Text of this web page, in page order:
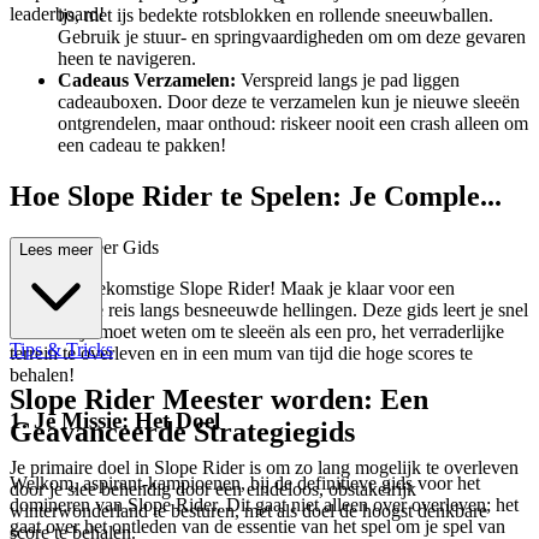
leaderboard!ijs, met ijs bedekte rotsblokken en rollende sneeuwballen.
Gebruik je stuur- en springvaardigheden om om deze gevaren
heen te navigeren.
Cadeaus Verzamelen: Verspreid langs je pad liggen
cadeauboxen. Door deze te verzamelen kun je nieuwe sleeën
ontgrendelen, maar onthoud: riskeer nooit een crash alleen om
een cadeau te pakken!
Hoe Slope Rider te Spelen: Je Comple...
te Eerste-Keer Gids
Welkom, toekomstige Slope Rider! Maak je klaar voor een
opwindende reis langs besneeuwde hellingen. Deze gids leert je snel
alles wat je moet weten om te sleeën als een pro, het verraderlijke
terrein te overleven en in een mum van tijd die hoge scores te
behalen!
1. Je Missie: Het Doel
Je primaire doel in Slope Rider is om zo lang mogelijk te overleven
door je slee behendig door een eindeloos, obstakelrijk
winterwonderland te besturen, met als doel de hoogst denkbare
score te behalen.
Lees meer
Tips & Tricks
Slope Rider Meester worden: Een
Geavanceerde Strategiegids
Welkom, aspirant-kampioenen, bij de definitieve gids voor het
domineren van Slope Rider. Dit gaat niet alleen over overleven; het
gaat over het ontleden van de essentie van het spel om je spel van